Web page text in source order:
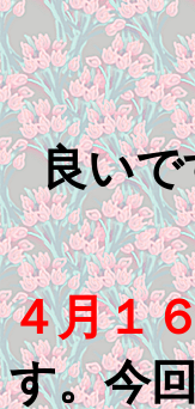
良い
４月１
す。今